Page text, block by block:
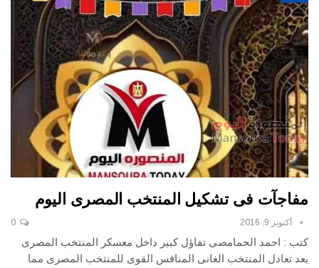
مفاجآت فى تشكيل المنتخب المصرى اليوم
أكتوبر 9, 2016
كتب : احمد الحمامصى تفاؤل كبير داخل معسكر المنتخب المصرى
بعد تعادل المنتخب الغانى المنافس القوى للمنتخب المصرى مما